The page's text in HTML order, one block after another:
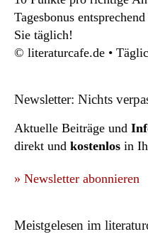
Tagesbonus
Sie täglich!
© literaturcafe.de •
Newsletter: Nichts
Aktuelle Beiträge und
direkt und kostenlos in
» Newsletter abonnieren
Meistgelesen im